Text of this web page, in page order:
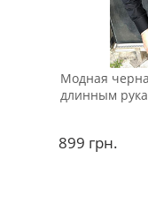
Модная
длинным
899 грн.